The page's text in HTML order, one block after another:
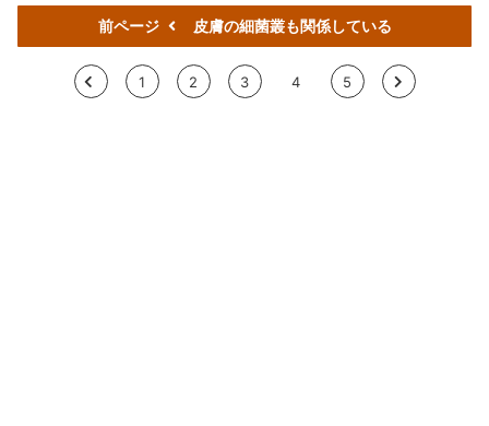
前ページ 皮膚の細菌叢も関係している
< 1 2 3 4 5 >